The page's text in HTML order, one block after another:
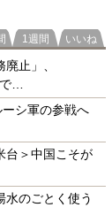
ング1週間 いいね
止」、
…
ーシ軍の参戦へ
台＞中国こそが
水のごとく使う